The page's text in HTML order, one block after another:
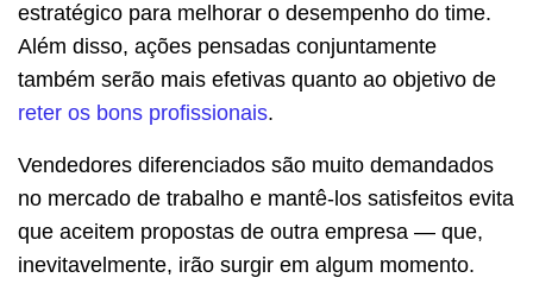
estratégico para melhorar o desempenho do time.
Além disso, ações pensadas conjuntamente
também serão mais efetivas quanto ao objetivo de
reter os bons profissionais.
Vendedores diferenciados são muito demandados
no mercado de trabalho e mantê-los satisfeitos evita
que aceitem propostas de outra empresa — que,
inevitavelmente, irão surgir em algum momento.